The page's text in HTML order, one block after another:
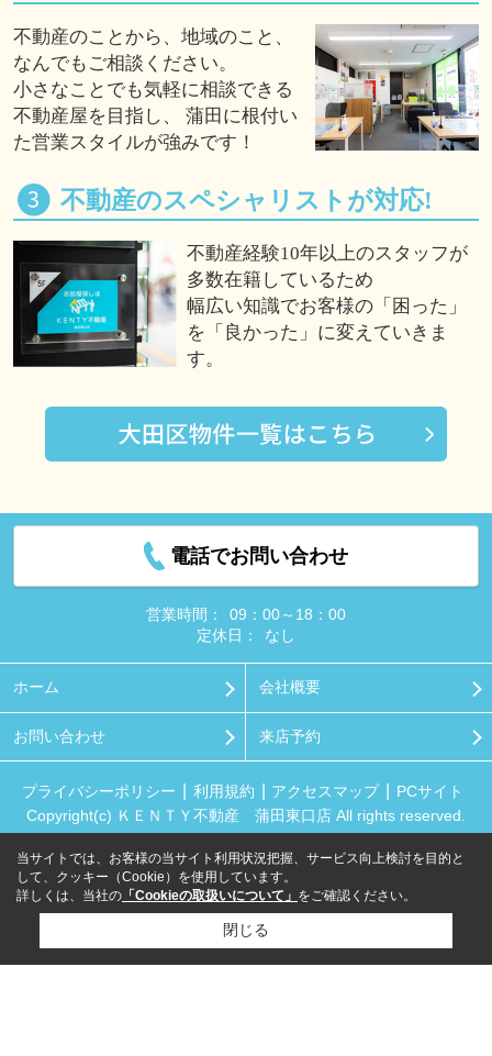
不動産のことから、地域のこと、
なんでもご相談ください。
小さなことでも気軽に相談できる
不動産屋を目指し、 蒲田に根付い
た営業スタイルが強みです！
不動産のスペシャリストが対応!
不動産経験10年以上のスタッフが
多数在籍しているため
幅広い知識でお客様の「困った」
を「良かった」に変えていきま
す。
電話でお問い合わせ
営業時間：
09：00～18：00
定休日：
なし
ホーム 会社概要
お問い合わせ 来店予約
プライバシーポリシー 利用規約 アクセスマップ
PCサイト
Copyright(c) ＫＥＮＴＹ不動産 蒲田東口店 All rights reserved.
当サイトでは、お客様の当サイト利用状況把握、サービス向上検討を目的と
して、クッキー（Cookie）を使用しています。
詳しくは、当社の 「Cookieの取扱いについて」 をご確認ください。
閉じる